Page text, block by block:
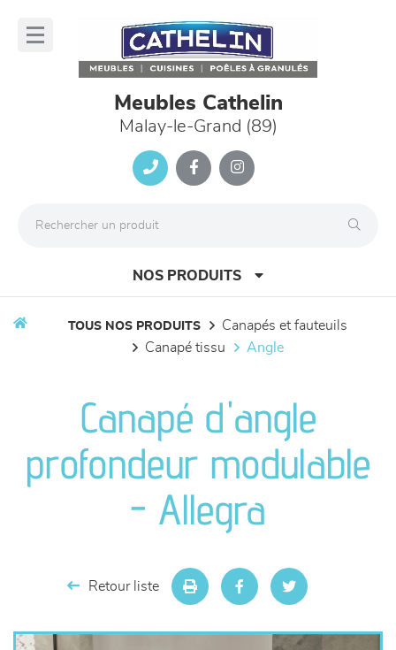
Meubles Cathelin
Malay-le-Grand (89)
NOS PRODUITS
meubles de complément
chambres et dressing
TOUS NOS PRODUITS
canapés et fauteuils
canapé tissu
angle
Canapé d'angle
profondeur modulable
- Allegra
Retour liste